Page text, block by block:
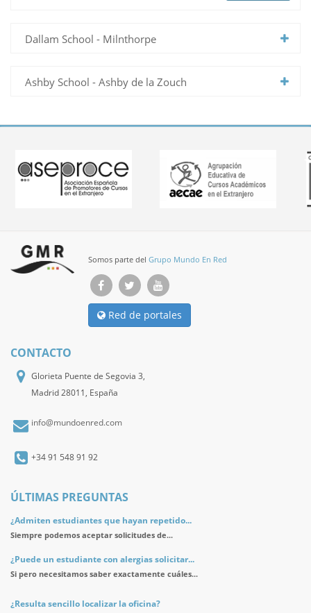
Dallam School - Milnthorpe
Ashby School - Ashby de la Zouch
Somos parte del Grupo Mundo En Red
Red de portales
CONTACTO
Glorieta Puente de Segovia 3,
Madrid 28011, España
info@mundoenred.com
+34 91 548 91 92
ÚLTIMAS PREGUNTAS
¿Admiten estudiantes que hayan repetido...
Siempre podemos aceptar solicitudes de...
¿Puede un estudiante con alergias solicitar...
Si pero necesitamos saber exactamente cuáles...
¿Resulta sencillo localizar la oficina?